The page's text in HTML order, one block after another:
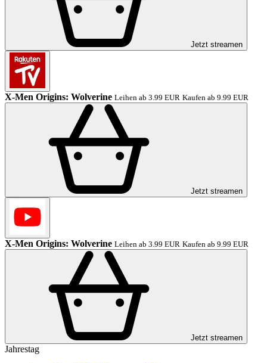
Jetzt streamen
X-Men Origins: Wolverine Leihen ab 3.99 EUR Kaufen ab 9.99 EUR
Jetzt streamen
X-Men Origins: Wolverine Leihen ab 3.99 EUR Kaufen ab 9.99 EUR
Jetzt streamen
Jahrestag